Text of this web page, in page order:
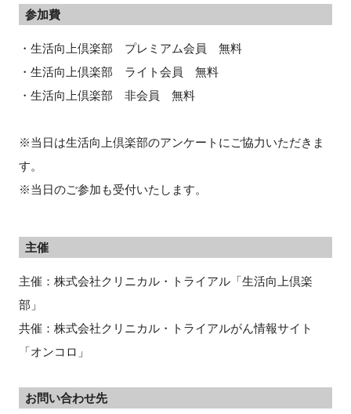
参加費
・生活向上倶楽部 プレミアム会員 無料
・生活向上倶楽部 ライト会員 無料
・生活向上倶楽部 非会員 無料
※当日は生活向上倶楽部のアンケートにご協力いただきま
す。
※当日のご参加も受付いたします。
主催
主催：株式会社クリニカル・トライアル「生活向上倶楽
部」
共催：株式会社クリニカル・トライアルがん情報サイト
「オンコロ」
お問い合わせ先